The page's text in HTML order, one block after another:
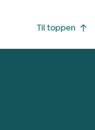
Til toppen